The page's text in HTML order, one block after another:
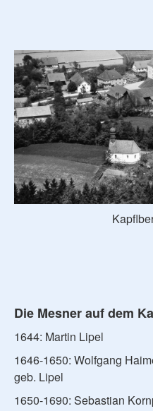
Die Mesner auf dem
1644: Martin Lipel
1646-1650: Wolfgang
geb. Lipel
1650-1690: Sebastian